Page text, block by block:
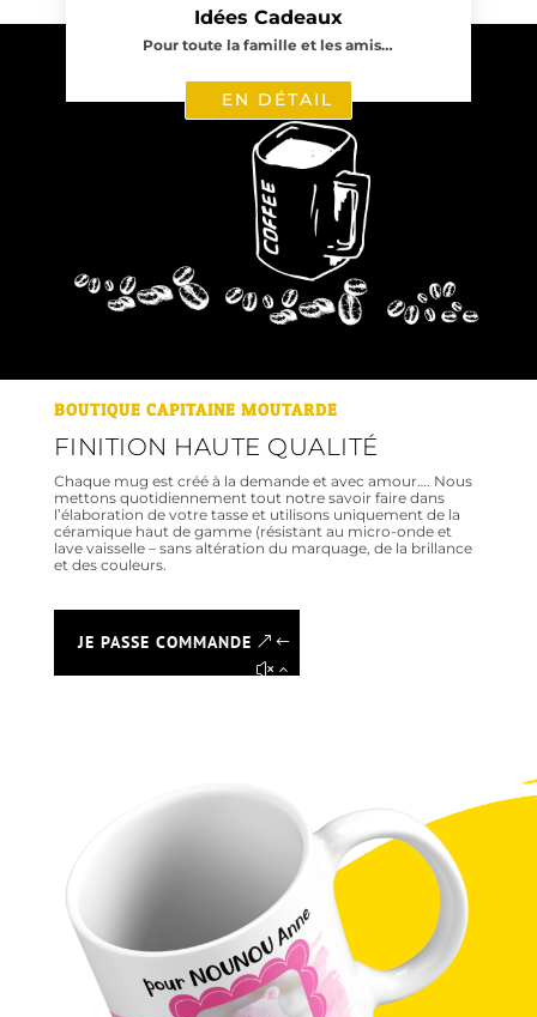
Idées Cadeaux
Pour toute la famille et les amis…
EN DÉTAIL
BOUTIQUE CAPITAINE MOUTARDE
FINITION HAUTE QUALITÉ
Chaque mug est créé à la demande et avec amour…. Nous
mettons quotidiennement tout notre savoir faire dans
l’élaboration de votre tasse et utilisons uniquement de la
céramique haut de gamme (résistant au micro-onde et
lave vaisselle – sans altération du marquage, de la brillance
et des couleurs.
JE PASSE COMMANDE